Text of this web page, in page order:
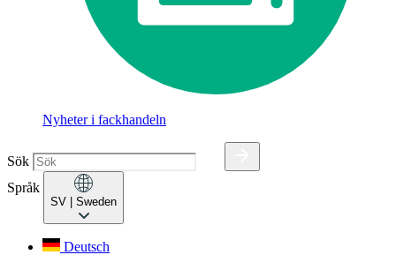
Nyheter i fackhandeln
Sök
Språk
SV | Sweden
Deutsch